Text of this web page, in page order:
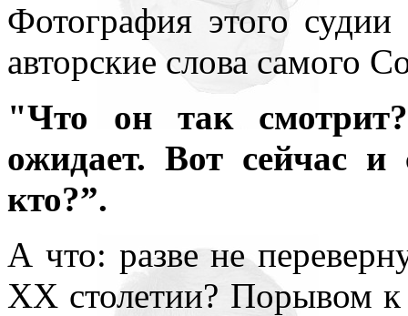
Фотография этого
авторские слова самого
"Что он так
ожидает. Вот сейчас
кто?”.
А что: разве не
ХХ столетии? Порывом к